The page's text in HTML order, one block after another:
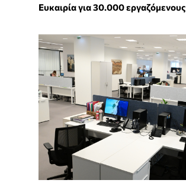
Ευκαιρία για 30.000 εργαζόμενους